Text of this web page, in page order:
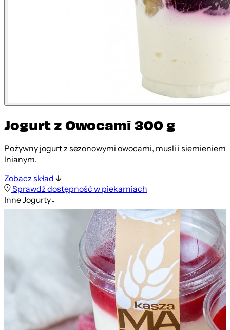
Jogurt z Owocami 300 g
Pożywny jogurt z sezonowymi owocami, musli i siemieniem
lnianym.
Zobacz skład
Sprawdź dostępność w piekarniach
InneJogurty